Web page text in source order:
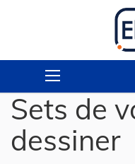
Sets de
dessiner